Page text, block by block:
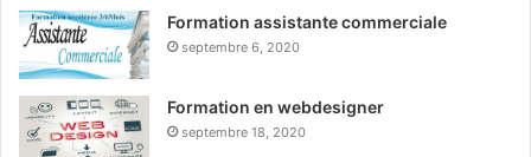
Formation assistante commerciale
septembre 6, 2020
Formation en webdesigner
septembre 18, 2020